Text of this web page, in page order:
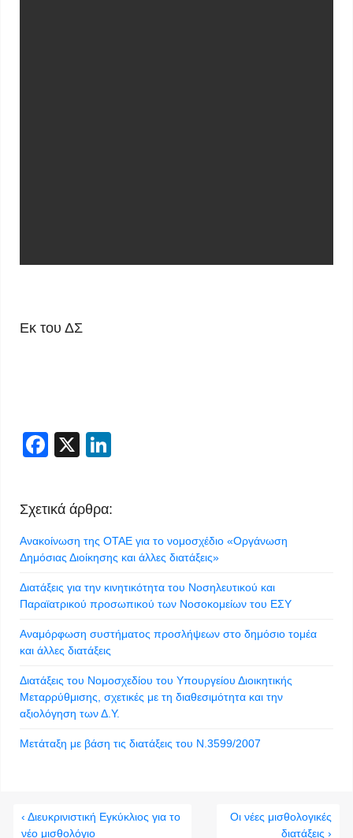
Εκ του ΔΣ
Facebook
X
Σχετικά άρθρα:
Ανακοίνωση της ΟΤΑΕ για το νομοσχέδιο «Οργάνωση
Δημόσιας Διοίκησης και άλλες διατάξεις»
Διατάξεις για την κινητικότητα του Νοσηλευτικού και
Παραϊατρικού προσωπικού των Νοσοκομείων του ΕΣΥ
Αναμόρφωση συστήματος προσλήψεων στο δημόσιο τομέα
και άλλες διατάξεις
Διατάξεις του Νομοσχεδίου του Υπουργείου Διοικητικής
Μεταρρύθμισης, σχετικές με τη διαθεσιμότητα και την
αξιολόγηση των Δ.Υ.
Μετάταξη με βάση τις διατάξεις του Ν.3599/2007
‹ Διευκρινιστική Εγκύκλιος για το
νέο μισθολόγιο
Οι νέες μισθολογικές
διατάξεις ›